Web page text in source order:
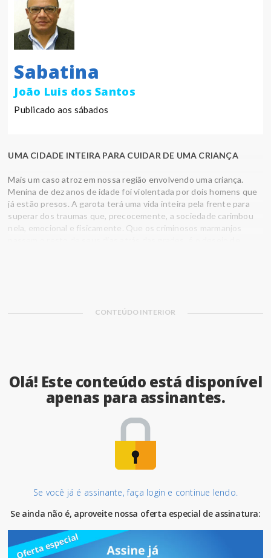
Sabatina
João Luis dos Santos
Publicado aos sábados
UMA CIDADE INTEIRA PARA CUIDAR DE UMA CRIANÇA
Mais um caso atroz em nossa região envolvendo uma criança.
Menina de dez anos de idade foi violentada por dois homens que
já estão presos. A garota terá uma vida inteira pela frente para
superar dos traumas que, precocemente, a sociedade carimbou
nela, emocional e fisicamente. Que os criminosos marmanjos
CONTEÚDO INTERIOR
Olá! Este conteúdo está disponível
apenas para assinantes.
Se você já é assinante, faça login e continue lendo.
Se ainda não é, aproveite nossa oferta especial de assinatura: